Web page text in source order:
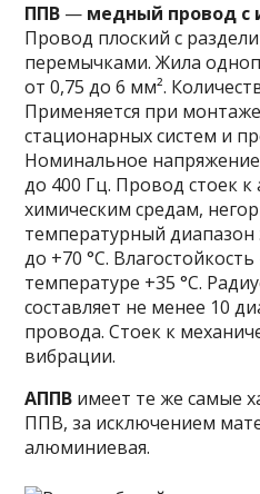
ППВ — медный провод с
Провод плоский с
перемычками. Жила
от 0,75 до 6 мм².
Применяется при
стационарных систем и
Номинальное
до 400 Гц. Провод стоек к
химическим средам,
температурный
до +70 °C.
температуре +35 °C.
составляет не менее 10
провода. Стоек к
вибрации.
АППВ имеет те же самые
ППВ, за исключением
алюминиевая.